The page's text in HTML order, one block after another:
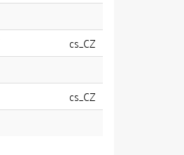
cs_CZ
cs_CZ